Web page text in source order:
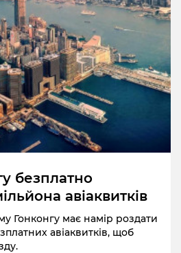
безплатно
авіаквитків
Гонконгу має намір роздати
авіаквитків, щоб